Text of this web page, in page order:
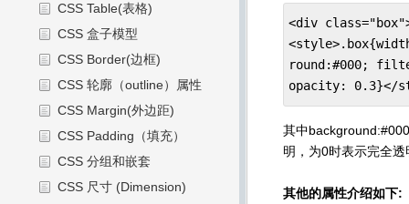
CSS Table(表格)
CSS 盒子模型
CSS Border(边框)
CSS 轮廓（outline）属性
CSS Margin(外边距)
CSS Padding（填充）
CSS 分组和嵌套
CSS 尺寸 (Dimension)
<div
round:#000;
opacity: 0.3}</
其中
明，为0时表示完全透
其他的属性介绍如下: